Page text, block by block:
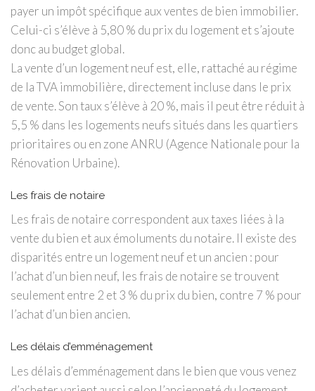
payer un impôt spécifique aux ventes de bien immobilier.
Celui-ci s’élève à 5,80 % du prix du logement et s’ajoute
donc au budget global.
La vente d’un logement neuf est, elle, rattaché au régime
de la TVA immobilière, directement incluse dans le prix
de vente. Son taux s’élève à 20 %, mais il peut être réduit à
5,5 % dans les logements neufs situés dans les quartiers
prioritaires ou en zone ANRU (Agence Nationale pour la
Rénovation Urbaine).
Les frais de notaire
Les frais de notaire correspondent aux taxes liées à la
vente du bien et aux émoluments du notaire. Il existe des
disparités entre un logement neuf et un ancien : pour
l’achat d’un bien neuf, les frais de notaire se trouvent
seulement entre 2 et 3 % du prix du bien, contre 7 % pour
l’achat d’un bien ancien.
Les délais d’emménagement
Les délais d’emménagement dans le bien que vous venez